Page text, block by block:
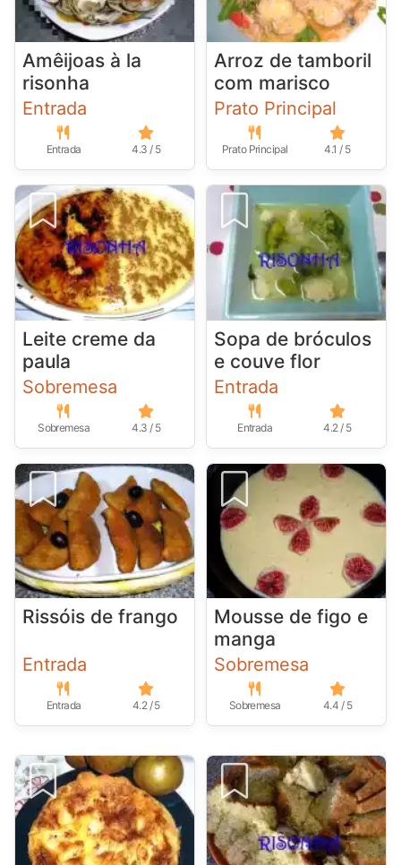
Amêijoas à la
risonha
Entrada
Entrada 4.3 / 5
Arroz de tamboril
com marisco
Prato Principal
Prato Principal 4.1 / 5
Leite creme da
paula
Sobremesa
Sobremesa 4.3 / 5
Sopa de bróculos
e couve flor
Entrada
Entrada 4.2 / 5
Rissóis de frango
Entrada
Entrada 4.2 / 5
Mousse de figo e
manga
Sobremesa
Sobremesa 4.4 / 5